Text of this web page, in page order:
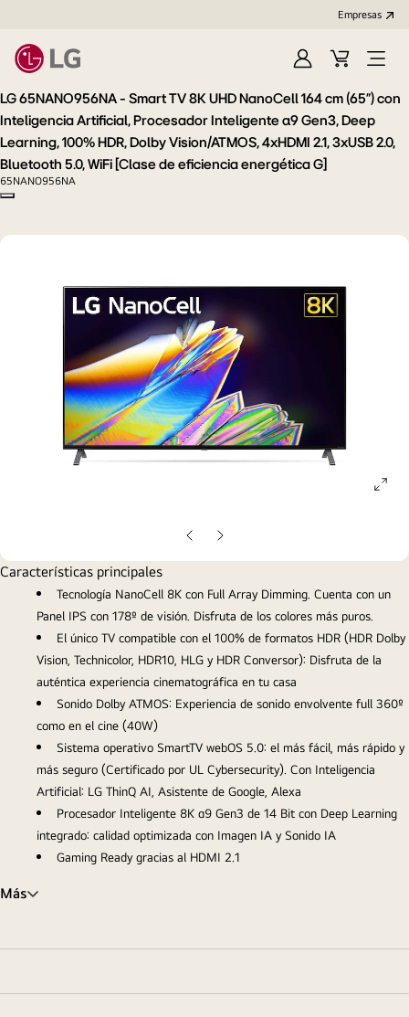
Empresas
Iniciar
Sesión
Carrito
de
compra
Open
LG 65NANO956NA - Smart TV 8K UHD NanoCell 164 cm (65") con
Inteligencia Artificial, Procesador Inteligente α9 Gen3, Deep
Learning, 100% HDR, Dolby Vision/ATMOS, 4xHDMI 2.1, 3xUSB 2.0,
Bluetooth 5.0, WiFi [Clase de eficiencia energética G]
65NANO956NA
Copy model name
Diapositiva
anterior
Diapositiva
siguiente
Características principales
Tecnología NanoCell 8K con Full Array Dimming. Cuenta con un
Panel IPS con 178º de visión. Disfruta de los colores más puros.
El único TV compatible con el 100% de formatos HDR (HDR Dolby
Vision, Technicolor, HDR10, HLG y HDR Conversor): Disfruta de la
auténtica experiencia cinematográfica en tu casa
Sonido Dolby ATMOS: Experiencia de sonido envolvente full 360º
como en el cine (40W)
Sistema operativo SmartTV webOS 5.0: el más fácil, más rápido y
más seguro (Certificado por UL Cybersecurity). Con Inteligencia
Artificial: LG ThinQ AI, Asistente de Google, Alexa
Procesador Inteligente 8K α9 Gen3 de 14 Bit con Deep Learning
integrado: calidad optimizada con Imagen IA y Sonido IA
Gaming Ready gracias al HDMI 2.1
Más